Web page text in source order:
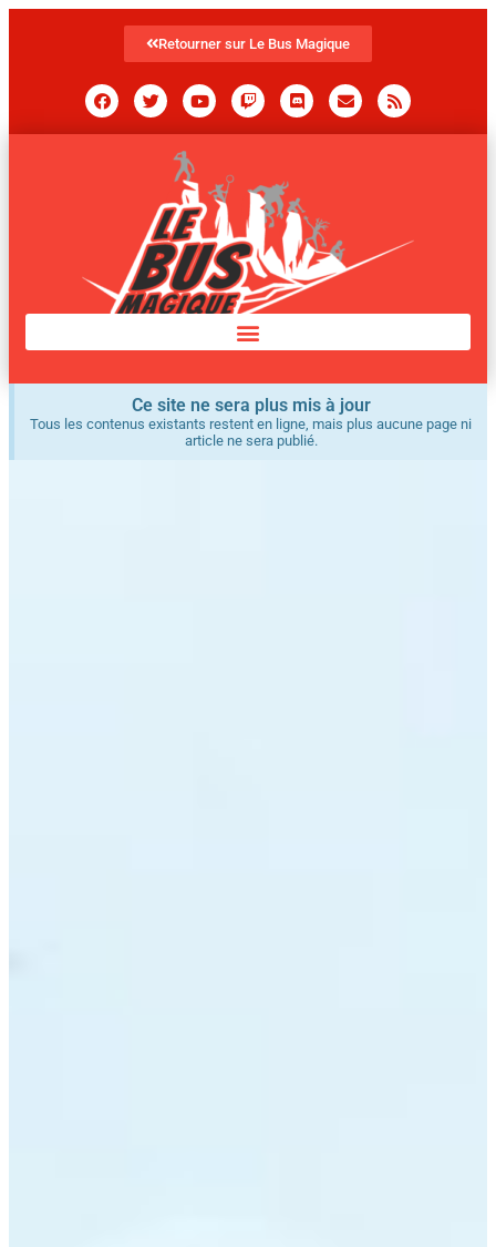
Retourner sur Le Bus Magique
Ce site ne sera plus mis à jour
Tous les contenus existants restent en ligne, mais plus aucune page ni
article ne sera publié.